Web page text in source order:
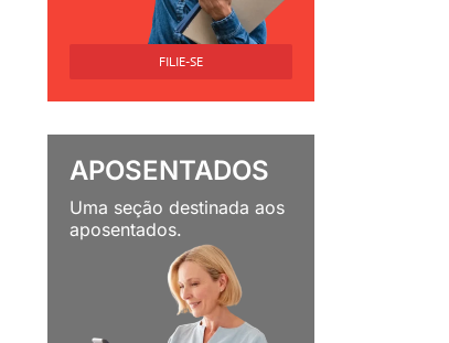
FILIE-SE
APOSENTADOS
Uma seção destinada aos
aposentados.